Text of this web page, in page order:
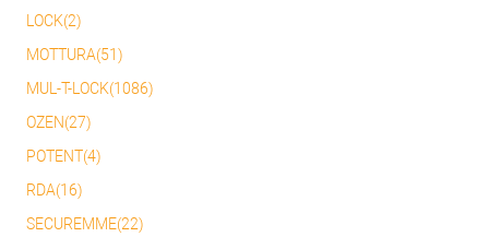
LOCK(2)
MOTTURA(51)
MUL-T-LOCK(1086)
OZEN(27)
POTENT(4)
RDA(16)
SECUREMME(22)